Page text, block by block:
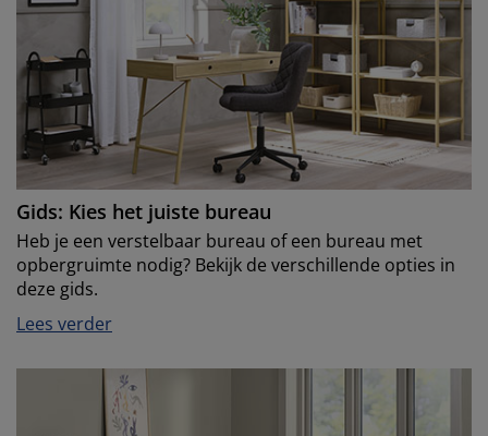
Gids: Kies het juiste bureau
Heb je een verstelbaar bureau of een bureau met
opbergruimte nodig? Bekijk de verschillende opties in
deze gids.
Lees verder